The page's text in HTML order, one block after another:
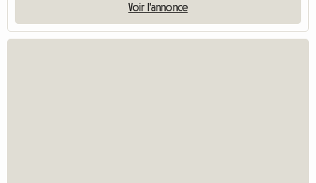
Voir l'annonce